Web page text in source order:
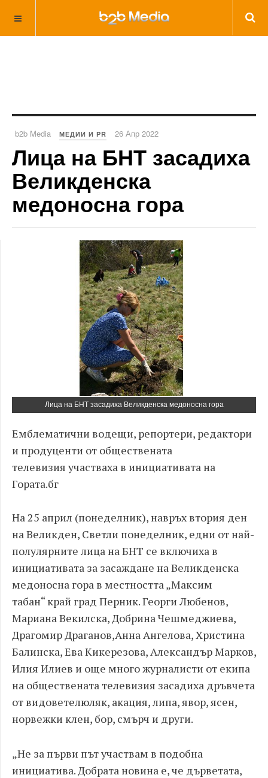
b2b Media МЕДИИ И PR 26 Апр 2022
Лица на БНТ засадиха
Великденска
медоносна гора
Лица на БНТ засадиха Великденска медоносна гора
Емблематични водещи, репортери, редактори
и продуценти от обществената
телевизия участваха в инициативата на
Гората.бг
На 25 април (понеделник), навръх втория ден
на Великден, Светли понеделник, едни от най-
полулярните лица на БНТ се включиха в
инициативата за засаждане на Великденска
медоносна гора в местността „Максим
табан“ край град Перник. Георги Любенов,
Мариана Векилска, Добрина Чешмеджиева,
Драгомир Драганов,Анна Ангелова,Христина
Балинска, Ева Кикерезова, Александър Марков,
Илия Илиев и още много журналисти от екипа
на обществената телевизия засадиха дръвчета
от видоветелюляк, акация, липа, явор, ясен,
норвежки клен, бор, смърч и други.
„Не за първи път участвам в подобна
инициатива. Добрата новина е, че дърветата,